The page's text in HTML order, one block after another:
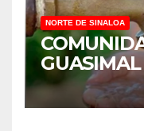
NORTE DE SINALOA
FALTA DE